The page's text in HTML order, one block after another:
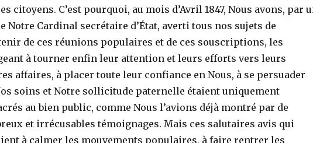
citoyens. C’est pourquoi, au mois d’Avril 1847, Nous avons, par
Notre Cardinal secrétaire d’État, averti tous nos sujets de
de ces réunions populaires et de ces souscriptions, les
à tourner enfin leur attention et leurs efforts vers leurs
affaires, à placer toute leur confiance en Nous, à se persuader
soins et Notre sollicitude paternelle étaient uniquement
au bien public, comme Nous l’avions déjà montré par de
et irrécusables témoignages. Mais ces salutaires avis qui
à calmer les mouvements populaires, à faire rentrer les